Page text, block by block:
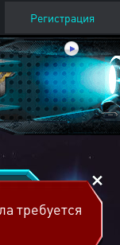
Регистрация
требуется